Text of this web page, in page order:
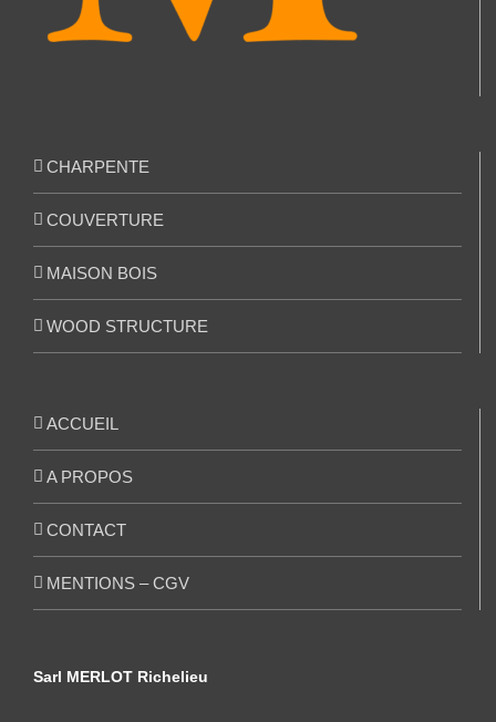
CHARPENTE
COUVERTURE
MAISON BOIS
WOOD STRUCTURE
ACCUEIL
A PROPOS
CONTACT
MENTIONS – CGV
Sarl MERLOT Richelieu